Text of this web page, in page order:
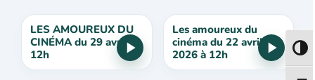
LES AMOUREUX DU
CINÉMA du 29 avril à
12h
Les amoureux du
cinéma du 22 avril
2026 à 12h